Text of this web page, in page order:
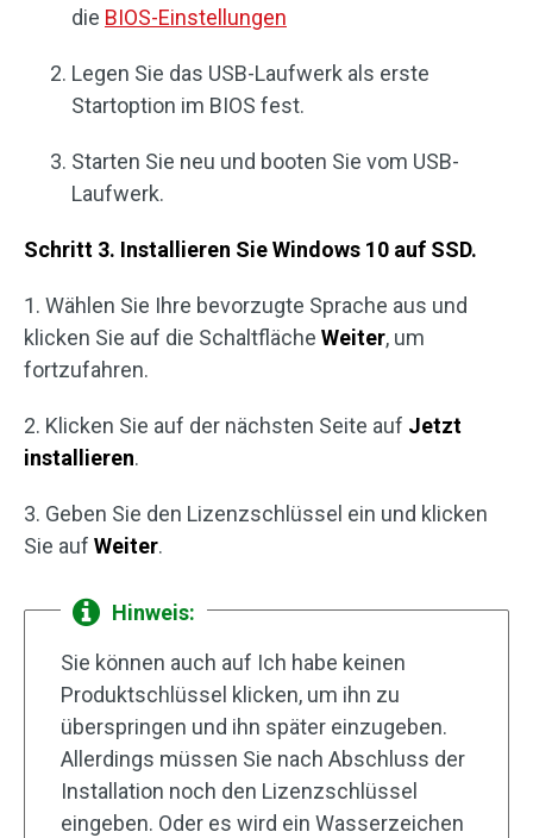
die BIOS-Einstellungen
Legen Sie das USB-Laufwerk als erste
Startoption im BIOS fest.
Starten Sie neu und booten Sie vom USB-
Laufwerk.
Schritt 3. Installieren Sie Windows 10 auf SSD.
1. Wählen Sie Ihre bevorzugte Sprache aus und
klicken Sie auf die Schaltfläche Weiter, um
fortzufahren.
2. Klicken Sie auf der nächsten Seite auf Jetzt
installieren.
3. Geben Sie den Lizenzschlüssel ein und klicken
Sie auf Weiter.
Hinweis:
Sie können auch auf Ich habe keinen
Produktschlüssel klicken, um ihn zu
überspringen und ihn später einzugeben.
Allerdings müssen Sie nach Abschluss der
Installation noch den Lizenzschlüssel
eingeben. Oder es wird ein Wasserzeichen